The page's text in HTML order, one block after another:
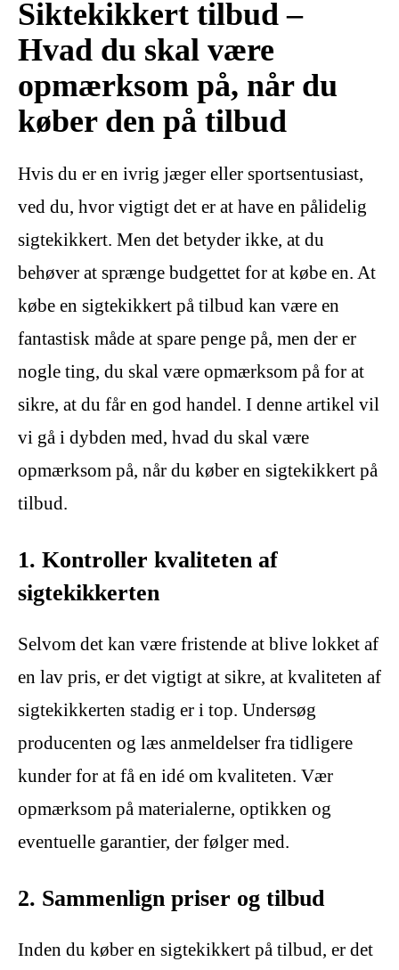
Siktekikkert tilbud –
Hvad du skal være
opmærksom på, når du
køber den på tilbud
Hvis du er en ivrig jæger eller sportsentusiast,
ved du, hvor vigtigt det er at have en pålidelig
sigtekikkert. Men det betyder ikke, at du
behøver at sprænge budgettet for at købe en. At
købe en sigtekikkert på tilbud kan være en
fantastisk måde at spare penge på, men der er
nogle ting, du skal være opmærksom på for at
sikre, at du får en god handel. I denne artikel vil
vi gå i dybden med, hvad du skal være
opmærksom på, når du køber en sigtekikkert på
tilbud.
1. Kontroller kvaliteten af
sigtekikkerten
Selvom det kan være fristende at blive lokket af
en lav pris, er det vigtigt at sikre, at kvaliteten af
sigtekikkerten stadig er i top. Undersøg
producenten og læs anmeldelser fra tidligere
kunder for at få en idé om kvaliteten. Vær
opmærksom på materialerne, optikken og
eventuelle garantier, der følger med.
2. Sammenlign priser og tilbud
Inden du køber en sigtekikkert på tilbud, er det